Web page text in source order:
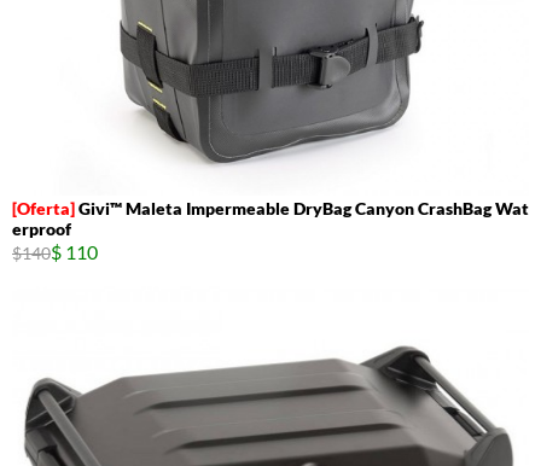
Givi™ Maleta Impermeable DryBag Canyon CrashBag Wat
erproof
$140$ 110